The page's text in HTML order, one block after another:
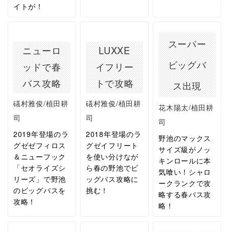
イトが！
ニューロ
ッドで春
バス攻略
礒村雅俊/植田耕
司
2019年登場のラ
グゼゼフィロス
＆ニューフック
「セオライズシ
リーズ」で野池
のビッグバスを
攻略！
LUXXE
イフリー
トで攻略
礒村雅俊/植田耕
司
2018年登場のラ
グゼイフリート
を使い分けなが
ら春の野池でビ
ッグバス攻略に
挑む！
スーパー
ビッグバ
ス出現
花木陽太/植田耕
司
野池のマックス
サイズ級がノッ
キンロールに本
気喰い！シャロ
ークランクで攻
略する春バス攻
略！